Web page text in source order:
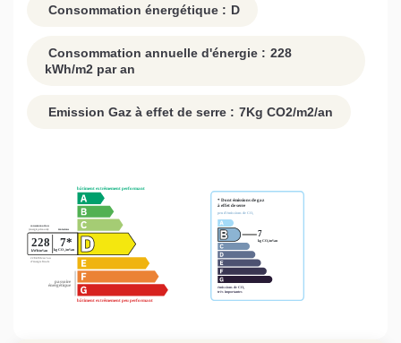
Consommation énergétique : D
Consommation annuelle d'énergie : 228
kWh/m2 par an
Emission Gaz à effet de serre : 7Kg CO2/m2/an